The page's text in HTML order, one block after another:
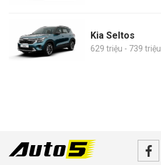
Kia Seltos
629 triệu - 739 triệu